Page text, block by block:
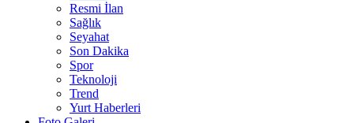
Resmi İlan
Sağlık
Seyahat
Son Dakika
Spor
Teknoloji
Trend
Yurt Haberleri